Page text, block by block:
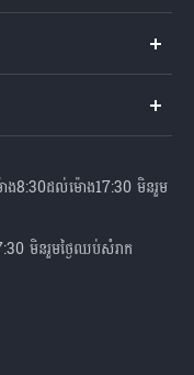
ង8:30ដល់ម៉ោង17:30 មិនរួម
មិនរួមថ្ងៃឈប់សំរាក